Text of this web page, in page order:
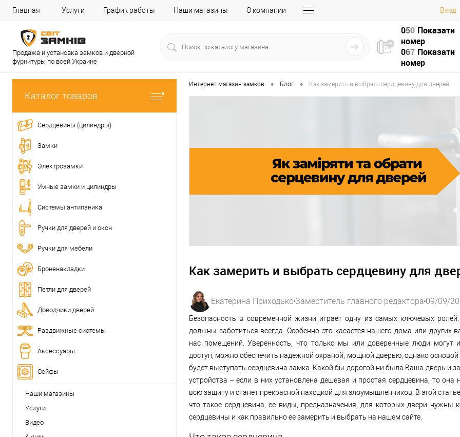
Главная Услуги График работы Наши магазины О компании Вход
Продажа и установка замков и дверной
фурнитуры по всей Украине
050 Показати
номер
067 Показати
номер
Каталог товаров
Сердцевины (цилиндры)
Замки
Электрозамки
Умные замки и цилиндры
Системы антипаника
Ручки для дверей и окон
Ручки для мебели
Броненакладки
Петли для дверей
Доводчики дверей
Раздвижные системы
Аксессуары
Сейфы
Наши магазины
Услуги
Видео
Интернет магазин замков • Блог • Как замерить и выбрать сердцевину для дверей
Как замерить и выбрать сердцевину для
Екатерина Приходько Заместитель главного редактора 09/09/
Безопасность в современной жизни играет одну из самых ключевых
должны заботиться всегда. Особенно это касается нашего дома или других
нас помещений. Уверенность, что только мы или доверенные люди могут
доступ, можно обеспечить надежной охраной, мощной дверью, однако
будет выступать сердцевина замка. Какой бы дорогой ни была Ваша дверь и
устройства – если в них установлена ​​дешевая и простая сердцевина, то она
всю защиту и станет прекрасной находкой для злоумышленников. В этой
что такое сердцевина, ее виды, предназначения, для которых двери нужны
сердцевины и как правильно ее замерить и выбрать на нашем сайте.